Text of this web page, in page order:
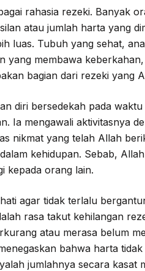
rahasia rezeki. Banyak
atau jumlah harta yang
luas. Tubuh yang sehat,
yang membawa
bagian dari rezeki yang
diri bersedekah pada
Ia mengawali aktivitasnya
nikmat yang telah Allah
kehidupan. Sebab,
kepada orang lain.
agar tidak terlalu
rasa takut kehilangan
atau merasa belum
jumlahnya secara kasat